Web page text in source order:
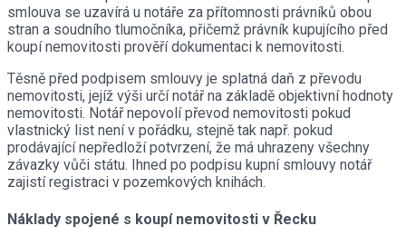
smlouva se uzavírá u notáře za přítomnosti právníků obou
stran a soudního tlumočníka, přičemž právník kupujícího před
koupí nemovitosti prověří dokumentaci k nemovitosti.
Těsně před podpisem smlouvy je splatná daň z převodu
nemovitosti, jejíž výši určí notář na základě objektivní hodnoty
nemovitosti. Notář nepovolí převod nemovitosti pokud
vlastnický list není v pořádku, stejně tak např. pokud
prodávající nepředloží potvrzení, že má uhrazeny všechny
závazky vůči státu. Ihned po podpisu kupní smlouvy notář
zajistí registraci v pozemkových knihách.
Náklady spojené s koupí nemovitosti v Řecku